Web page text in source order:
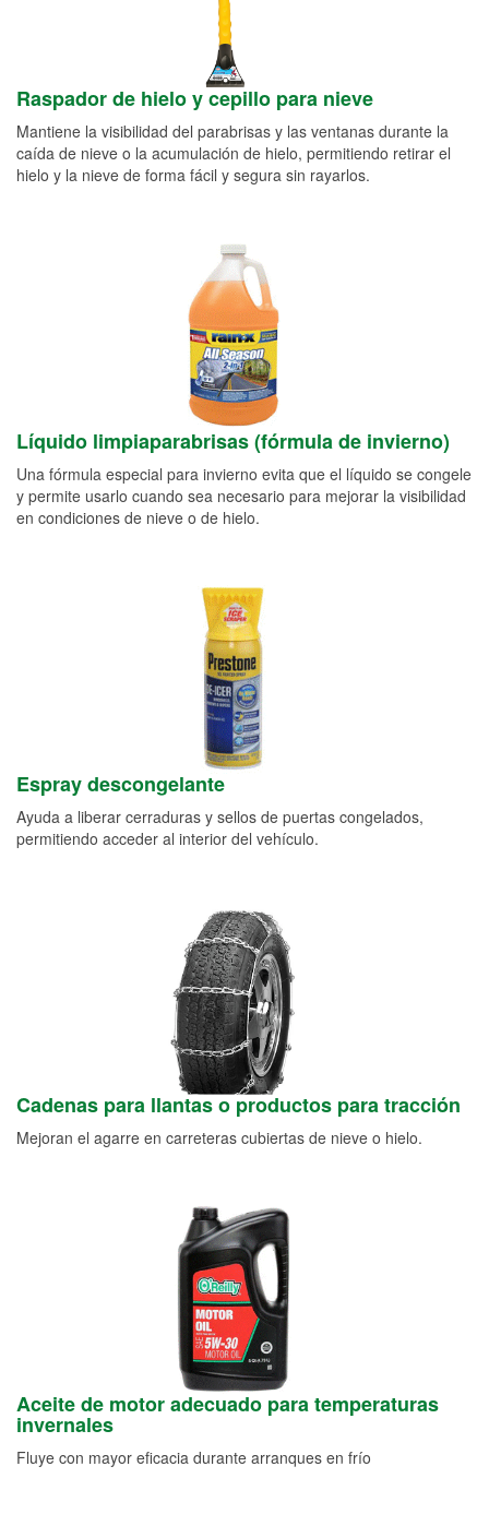
Raspador de hielo y cepillo para nieve
Mantiene la visibilidad del parabrisas y las ventanas durante la
caída de nieve o la acumulación de hielo, permitiendo retirar el
hielo y la nieve de forma fácil y segura sin rayarlos.
Líquido limpiaparabrisas (fórmula de invierno)
Una fórmula especial para invierno evita que el líquido se congele
y permite usarlo cuando sea necesario para mejorar la visibilidad
en condiciones de nieve o de hielo.
Espray descongelante
Ayuda a liberar cerraduras y sellos de puertas congelados,
permitiendo acceder al interior del vehículo.
Cadenas para llantas o productos para tracción
Mejoran el agarre en carreteras cubiertas de nieve o hielo.
Aceite de motor adecuado para temperaturas
invernales
Fluye con mayor eficacia durante arranques en frío